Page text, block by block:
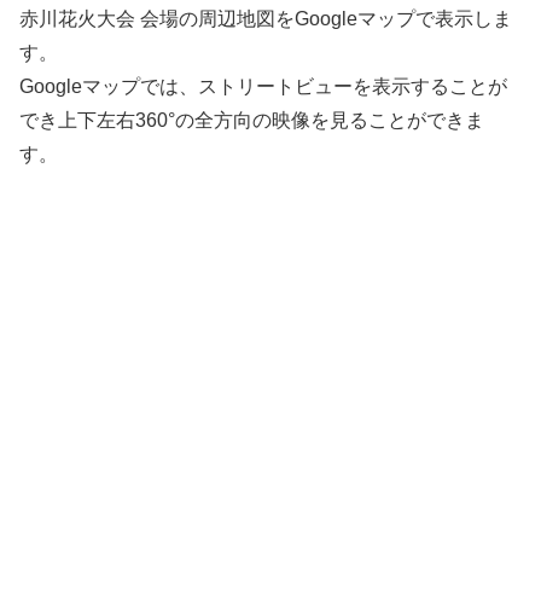
赤川花火大会 会場の周辺地図をGoogleマップで表示しま
す。
Googleマップでは、ストリートビューを表示することが
でき上下左右360°の全方向の映像を見ることができま
す。